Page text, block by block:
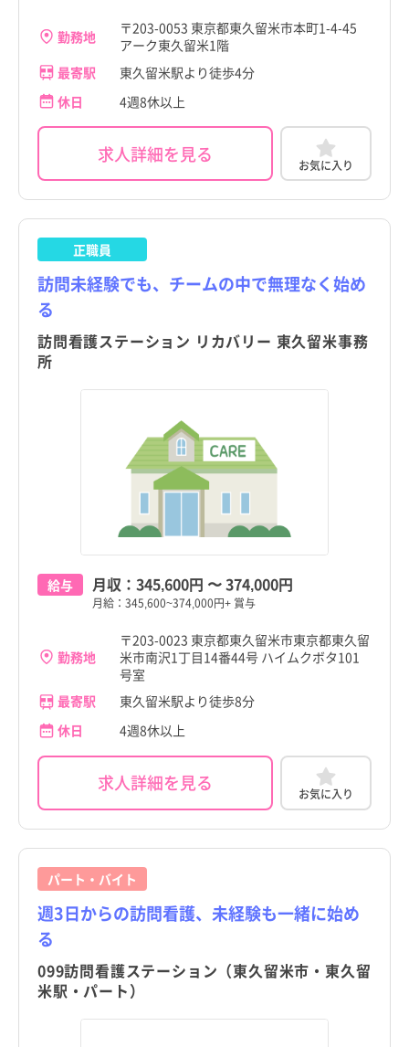
勤務地
〒203-0053 東京都東久留米市本町1-4-45
アーク東久留米1階
最寄駅
東久留米駅より徒歩4分
休日
4週8休以上
求人詳細を見る お気に入り
正職員
訪問未経験でも、チームの中で無理なく始め
る
訪問看護ステーション リカバリー 東久留米事務
所
給与 月収： 345,600円 〜374,000円
月給：345,600~374,000円+ 賞与
勤務地
〒203-0023 東京都東久留米市東京都東久留
米市南沢1丁目14番44号 ハイムクボタ101
号室
最寄駅
東久留米駅より徒歩8分
休日
4週8休以上
求人詳細を見る お気に入り
パート・バイト
週3日からの訪問看護、未経験も一緒に始め
る
099訪問看護ステーション（東久留米市・東久留
米駅・パート）